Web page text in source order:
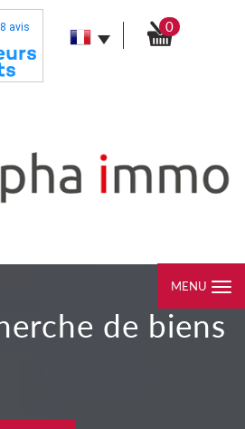
avis 0
MENU
de biens